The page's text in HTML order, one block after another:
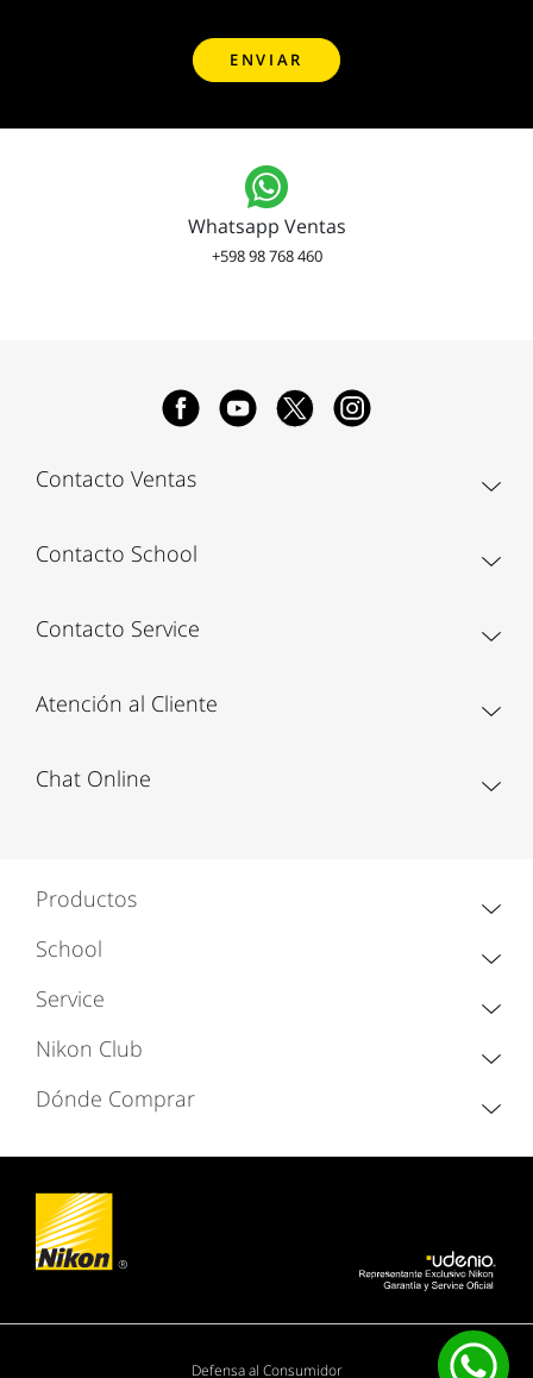
Whatsapp Ventas
+598 98 768 460
Contacto Ventas
Contacto School
Contacto Service
Atención al Cliente
Chat Online
Productos
School
Service
Nikon Club
Dónde Comprar
Defensa al Consumidor